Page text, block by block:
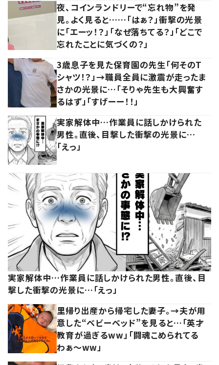
夜、コインランドリーで“忘れ物”を発
見。よく見ると……「はぁ？」衝撃の光景
に「エーッ！？」「なぜ落ちてる？」「どこで
忘れたことに気づくの？」
3歳息子を見た保育園の先生「何そのT
シャツ！？」→職員全員に激震が走ったま
さかの光景に…「そりゃ先生も大興奮す
るはず」「すげーー！！」
実家解体中…作業員に話しかけられた
男性。直後、目撃した衝撃の光景に…
「えっ」
実家解体中…作業員に話しかけられた男性。直後、目
撃した衝撃の光景に…「えっ」
里帰り出産から帰宅した妻子。→夫が用
意した“ベビーベッド”を見ると…「英才
教育が過ぎるww」「闘魂こめられてる
わぁ～ww」